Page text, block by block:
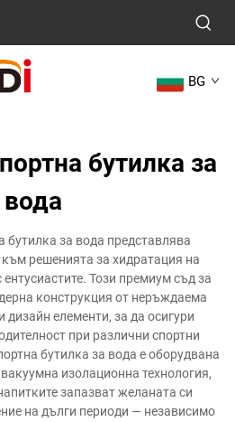
BG
бутилка за
вода
бутилка за вода представлява
решенията за хидратация на
Този премиум съд за
конструкция от неръждаема
дизайн елементи, за да осигури
при различни спортни
бутилка за вода е оборудвана
изолационна технология,
запазват желаната си
на дълги периоди — независимо